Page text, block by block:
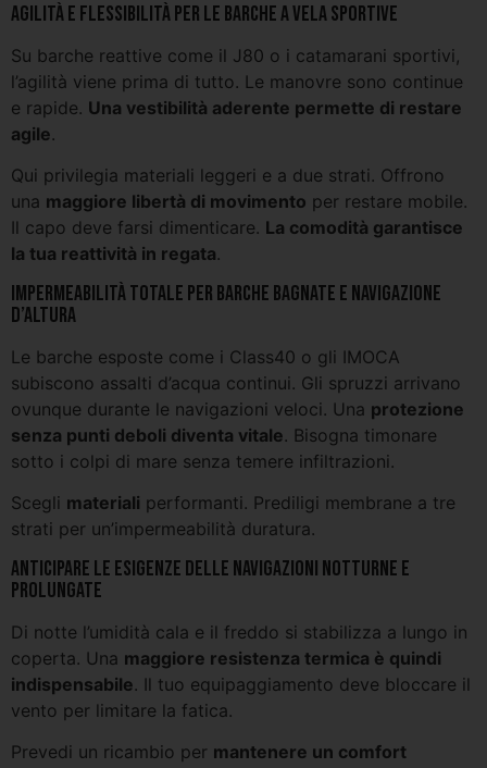
Agilità e flessibilità per le barche a vela sportive
Su barche reattive come il J80 o i catamarani sportivi,
l’agilità viene prima di tutto. Le manovre sono continue
e rapide. Una vestibilità aderente permette di restare
agile.
Qui privilegia materiali leggeri e a due strati. Offrono
una maggiore libertà di movimento per restare mobile.
Il capo deve farsi dimenticare. La comodità garantisce
la tua reattività in regata.
Impermeabilità totale per barche bagnate e navigazione
d’altura
Le barche esposte come i Class40 o gli IMOCA
subiscono assalti d’acqua continui. Gli spruzzi arrivano
ovunque durante le navigazioni veloci. Una protezione
senza punti deboli diventa vitale. Bisogna timonare
sotto i colpi di mare senza temere infiltrazioni.
Scegli materiali performanti. Prediligi membrane a tre
strati per un’impermeabilità duratura.
Anticipare le esigenze delle navigazioni notturne e
prolungate
Di notte l’umidità cala e il freddo si stabilizza a lungo in
coperta. Una maggiore resistenza termica è quindi
indispensabile. Il tuo equipaggiamento deve bloccare il
vento per limitare la fatica.
Prevedi un ricambio per mantenere un comfort